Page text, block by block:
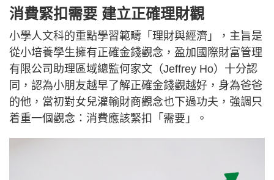
消費緊扣需要 建立正確理財觀
小學人文科的重點學習範疇「理財與經濟」，主旨是
從小培養學生擁有正確金錢觀念，盈加國際財富管理
有限公司助理區域總監何家文（Jeffrey Ho）十分認
同，認為小朋友越早了解正確金錢觀越好，身為爸爸
的他，當初對女兒灌輸財商觀念也下過功夫，強調只
着重一個觀念：消費應該緊扣「需要」。